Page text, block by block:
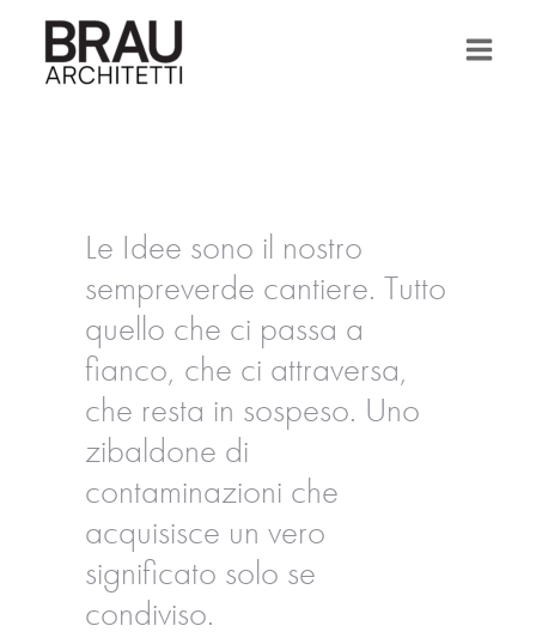
Le Idee sono il nostro
sempreverde cantiere. Tutto
quello che ci passa a
fianco, che ci attraversa,
che resta in sospeso. Uno
zibaldone di
contaminazioni che
acquisisce un vero
significato solo se
condiviso.